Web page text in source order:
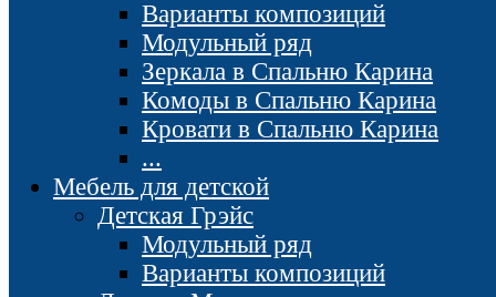
Варианты композиций
Модульный ряд
Зеркала в Спальню Карина
Комоды в Спальню Карина
Кровати в Спальню Карина
...
Мебель для детской
Детская Грэйс
Модульный ряд
Варианты композиций